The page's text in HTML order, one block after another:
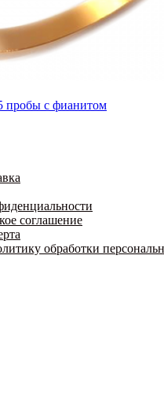
пробы с фианитом
₽
₽соглашение
обработки